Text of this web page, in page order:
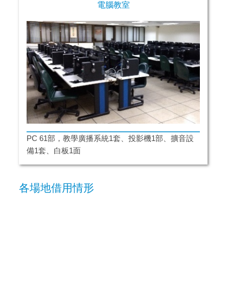
電腦教室
PC 61部，教學廣播系統1套、投影機1部、擴音設
備1套、白板1面
各場地借用情形